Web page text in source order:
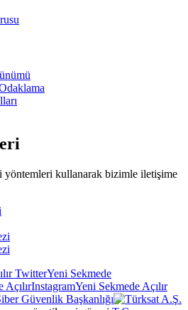
yöntemleri kullanarak bizimle iletişime
TwitterYeni Sekmede
AçılırInstagramYeni Sekmede Açılır